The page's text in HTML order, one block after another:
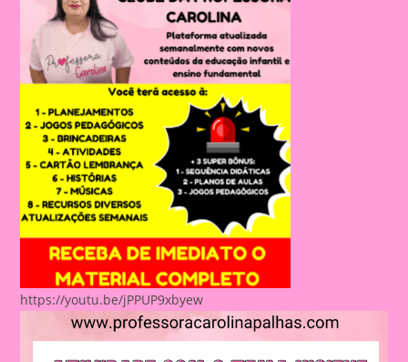
https://youtu.be/jPPUP9xbyew